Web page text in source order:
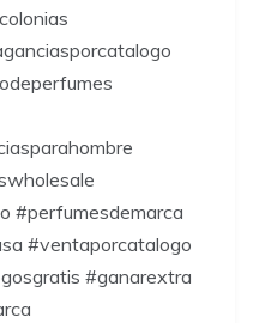
#perfumesdemarca
#ventaporcatalogo
#ganarextra